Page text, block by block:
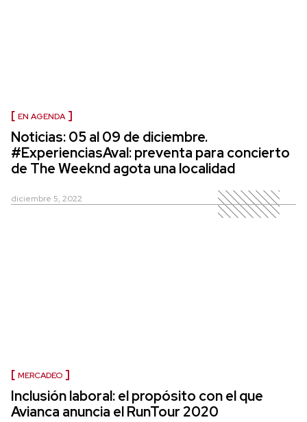
EN AGENDA
Noticias: 05 al 09 de diciembre.
#ExperienciasAval: preventa para concierto
de The Weeknd agota una localidad
diciembre 5, 2022
MERCADEO
Inclusión laboral: el propósito con el que
Avianca anuncia el RunTour 2020